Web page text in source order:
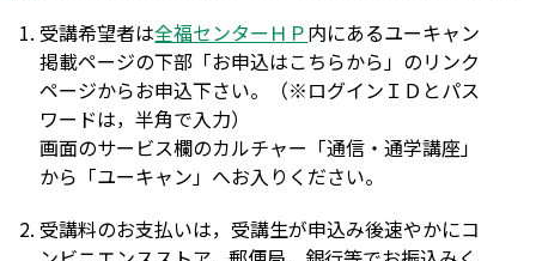
受講希望者は全福センターＨＰ内にあるユーキャン
掲載ページの下部「お申込はこちらから」のリンク
ページからお申込下さい。（※ログインＩＤとパス
ワードは，半角で入力）
画面のサービス欄のカルチャー「通信・通学講座」
から「ユーキャン」へお入りください。
受講料のお支払いは，受講生が申込み後速やかにコ